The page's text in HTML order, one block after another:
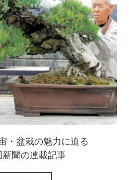
・盆栽の魅力に迫る
新聞の連載記事